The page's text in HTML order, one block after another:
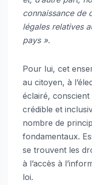
connaissance de
légales relatives
pays ».
Pour lui, cet
au citoyen, à
éclairé,
crédible et
nombre de
fondamentaux.
se trouvent les
à l’accès à
loi.